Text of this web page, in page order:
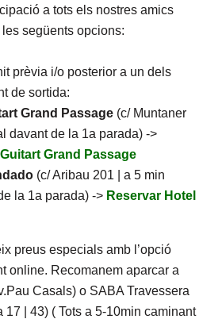
a tots els nostres amics
les següents opcions:
prèvia i/o posterior a un dels
de sortida:
Grand Passage (c/ Muntaner
davant de la 1a parada) ->
Grand Passage
(c/ Aribau 201 | a 5 min
la 1a parada) -> Reservar Hotel
preus especials amb l’opció
online. Recomanem aparcar a
Casals) o SABA Travessera
17 | 43) ( Tots a 5-10min caminant